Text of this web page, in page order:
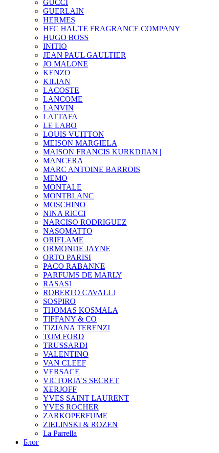
GUCCI
GUERLAIN
HERMES
HFC HAUTE FRAGRANCE COMPANY
HUGO BOSS
INITIO
JEAN PAUL GAULTIER
JO MALONE
KENZO
KILIAN
LACOSTE
LANCOME
LANVIN
LATTAFA
LE LABO
LOUIS VUITTON
MEISON MARGIELA
MAISON FRANCIS KURKDJIAN |
MANCERA
MARC ANTOINE BARROIS
MEMO
MONTALE
MONTBLANC
MOSCHINO
NINA RICCI
NARCISO RODRIGUEZ
NASOMATTO
ORIFLAME
ORMONDE JAYNE
ORTO PARISI
PACO RABANNE
PARFUMS DE MARLY
RASASI
ROBERTO CAVALLI
SOSPIRO
THOMAS KOSMALA
TIFFANY & CO
TIZIANA TERENZI
TOM FORD
TRUSSARDI
VALENTINO
VAN CLEEF
VERSACE
VICTORIA'S SECRET
XERJOFF
YVES SAINT LAURENT
YVES ROCHER
ZARKOPERFUME
ZIELINSKI & ROZEN
La Parrella
Блог